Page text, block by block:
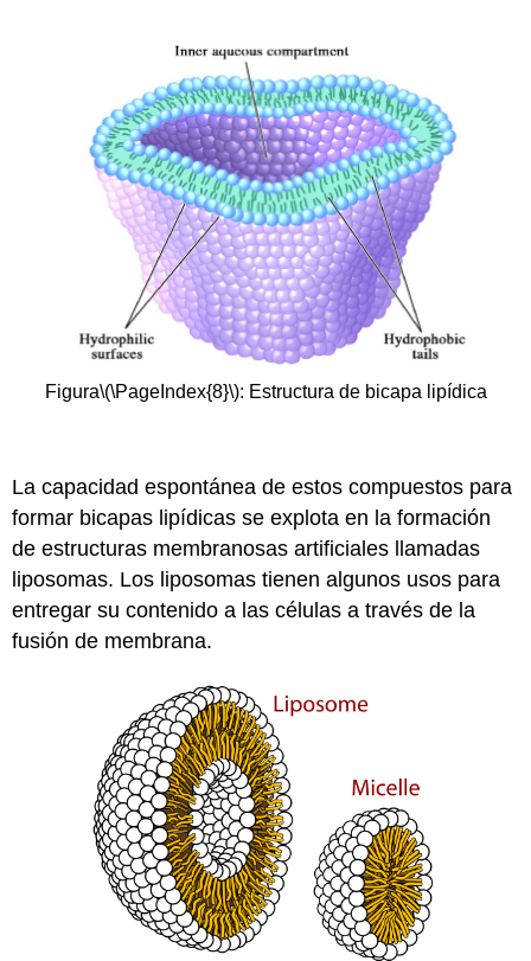
Figura\(\PageIndex{8}\): Estructura de bicapa lipídica
La capacidad espontánea de estos compuestos para
formar bicapas lipídicas se explota en la formación
de estructuras membranosas artificiales llamadas
liposomas. Los liposomas tienen algunos usos para
entregar su contenido a las células a través de la
fusión de membrana.